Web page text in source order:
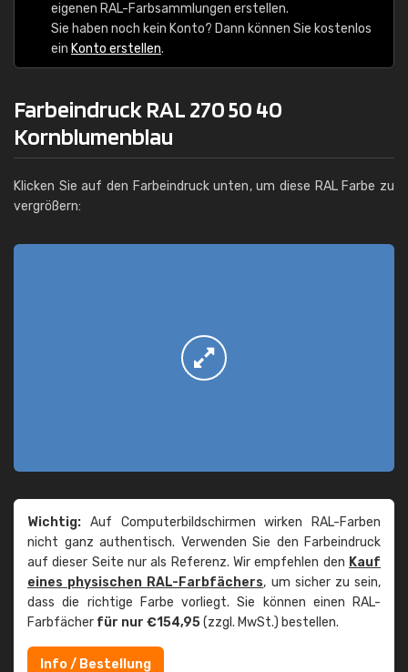
eigenen RAL-Farbsammlungen erstellen.
Sie haben noch kein Konto? Dann können Sie kostenlos
ein Konto erstellen.
Farbeindruck RAL 270 50 40
Kornblumenblau
Klicken Sie auf den Farbeindruck unten, um diese RAL Farbe zu
vergrößern:
Wichtig: Auf Computerbildschirmen wirken RAL-Farben
nicht ganz authentisch. Verwenden Sie den Farbeindruck
auf dieser Seite nur als Referenz. Wir empfehlen den Kauf
eines physischen RAL-Farbfächers, um sicher zu sein,
dass die richtige Farbe vorliegt. Sie können einen RAL-
Farbfächer für nur €154,95(zzgl. MwSt.) bestellen.
Info / Bestellung